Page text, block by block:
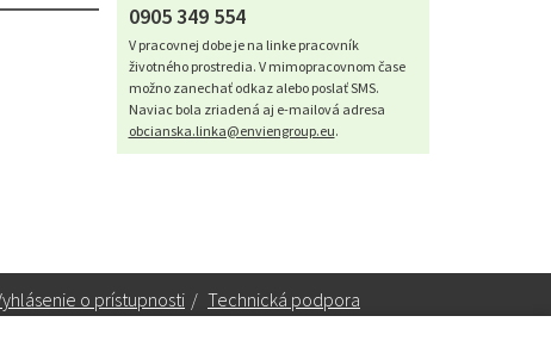
0905 349 554
V pracovnej dobe je na linke pracovník
životného prostredia. V mimopracovnom čase
možno zanechať odkaz alebo poslať SMS.
Naviac bola zriadená aj e-mailová adresa
obcianska.linka@enviengroup.eu.
o prístupnosti / Technická podpora